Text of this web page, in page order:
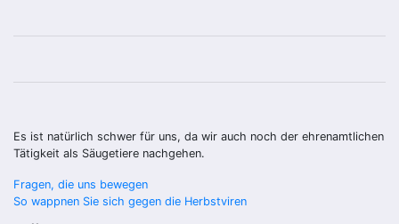
Es ist natürlich schwer für uns, da wir auch noch der ehrenamtlichen
Tätigkeit als Säugetiere nachgehen.
Beitragsnavigation
Fragen, die uns bewegen
So wappnen Sie sich gegen die Herbstviren